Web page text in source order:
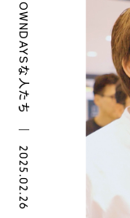
OWNDAYSな人たち
｜
2025.02.26